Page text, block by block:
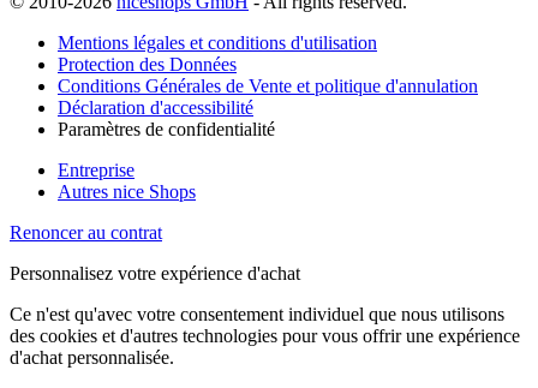
Mentions légales et conditions d'utilisation
Protection des Données
Conditions Générales de Vente et politique d'annulation
Déclaration d'accessibilité
Paramètres de confidentialité
Entreprise
Autres nice Shops
Renoncer au contrat
Personnalisez votre expérience d'achat
Ce n'est qu'avec votre consentement individuel que nous utilisons
des cookies et d'autres technologies pour vous offrir une expérience
d'achat personnalisée.